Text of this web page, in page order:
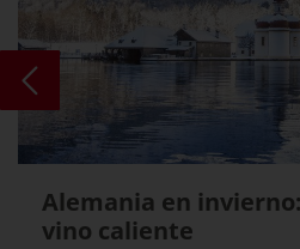
Alemania en
vino caliente